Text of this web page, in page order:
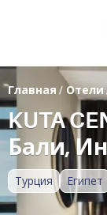
Турция Египет
Главная / Отели
KUTA
Бали,